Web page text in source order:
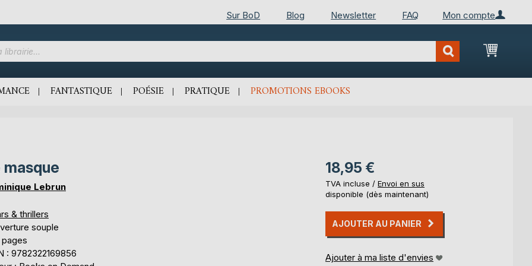
Mon compte
Sur BoD Blog Newsletter FAQ
Mon
FANTASTIQUE POÉSIE PRATIQUE PROMOTIONS EBOOKS
masque
Lebrun
& thrillers
souple
: 9782322169856
18,95 €
TVA incluse / Envoi en sus
disponible (dès maintenant)
AJOUTER AU PANIER
Ajouter à ma liste d'envies